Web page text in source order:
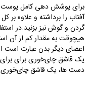
آفتاب را برداشته و علاوه
گردن و گوش نیز بزنید.در
هیچوقت به مقدار کم از آن
اعضای دیگر بدن عبارت است
یک قاشق چای‌خوری برای برای
دست ها، یک قاشق چای‌خوری